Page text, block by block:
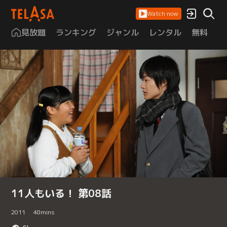
Watch now
見放題 ランキング ジャンル レンタル 無料
11人もいる！ 第08話
2011 48mins